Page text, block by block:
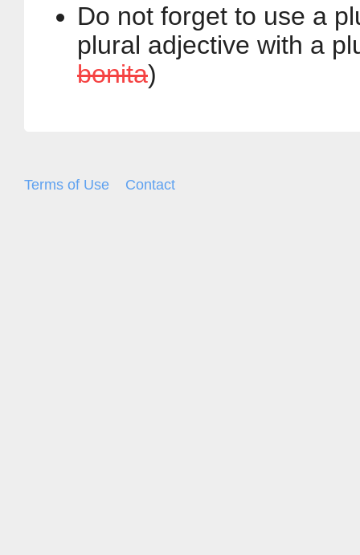
Do not forget to use a
plural adjective with a
bonita)
Terms of Use Contact